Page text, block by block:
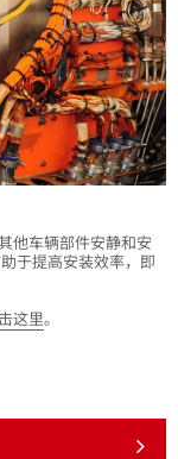
他车辆部件安静和安
于提高安装效率，即
这里。